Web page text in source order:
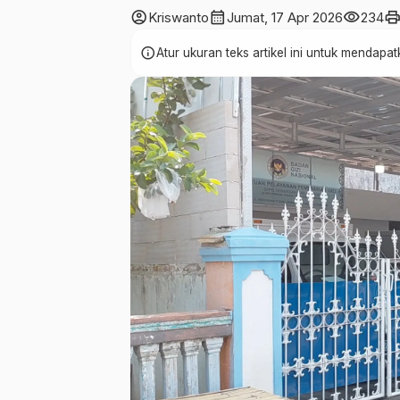
account_circleKriswantocalendar_monthJumat, 17 Apr 2026visibility234print
infoAtur ukuran teks artikel ini untuk